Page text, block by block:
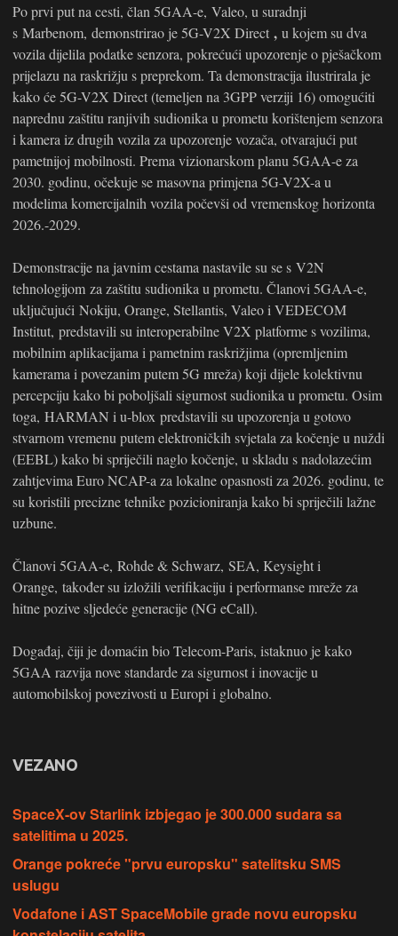
Po prvi put na cesti, član 5GAA-e, Valeo, u suradnji
s Marbenom, demonstrirao je 5G-V2X Direct , u kojem su dva
vozila dijelila podatke senzora, pokrećući upozorenje o pješačkom
prijelazu na raskrižju s preprekom. Ta demonstracija ilustrirala je
kako će 5G-V2X Direct (temeljen na 3GPP verziji 16) omogućiti
naprednu zaštitu ranjivih sudionika u prometu korištenjem senzora
i kamera iz drugih vozila za upozorenje vozača, otvarajući put
pametnijoj mobilnosti. Prema vizionarskom planu 5GAA-e za
2030. godinu, očekuje se masovna primjena 5G-V2X-a u
modelima komercijalnih vozila počevši od vremenskog horizonta
2026.-2029.
Demonstracije na javnim cestama nastavile su se s V2N
tehnologijom za zaštitu sudionika u prometu. Članovi 5GAA-e,
uključujući Nokiju, Orange, Stellantis, Valeo i VEDECOM
Institut, predstavili su interoperabilne V2X platforme s vozilima,
mobilnim aplikacijama i pametnim raskrižjima (opremljenim
kamerama i povezanim putem 5G mreža) koji dijele kolektivnu
percepciju kako bi poboljšali sigurnost sudionika u prometu. Osim
toga, HARMAN i u-blox predstavili su upozorenja u gotovo
stvarnom vremenu putem elektroničkih svjetala za kočenje u nuždi
(EEBL) kako bi spriječili naglo kočenje, u skladu s nadolazećim
zahtjevima Euro NCAP-a za lokalne opasnosti za 2026. godinu, te
su koristili precizne tehnike pozicioniranja kako bi spriječili lažne
uzbune.
Članovi 5GAA-e, Rohde & Schwarz, SEA, Keysight i
Orange, također su izložili verifikaciju i performanse mreže za
hitne pozive sljedeće generacije (NG eCall).
Događaj, čiji je domaćin bio Telecom-Paris, istaknuo je kako
5GAA razvija nove standarde za sigurnost i inovacije u
automobilskoj povezivosti u Europi i globalno.
VEZANO
SpaceX-ov Starlink izbjegao je 300.000 sudara sa
satelitima u 2025.
Orange pokreće "prvu europsku" satelitsku SMS
uslugu
Vodafone i AST SpaceMobile grade novu europsku